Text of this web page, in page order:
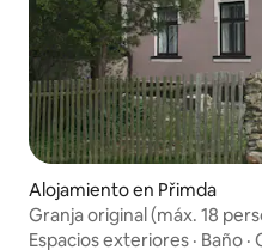
Alojamiento en Přimda
Granja original (máx. 18
Espacios exteriores · Baño ·